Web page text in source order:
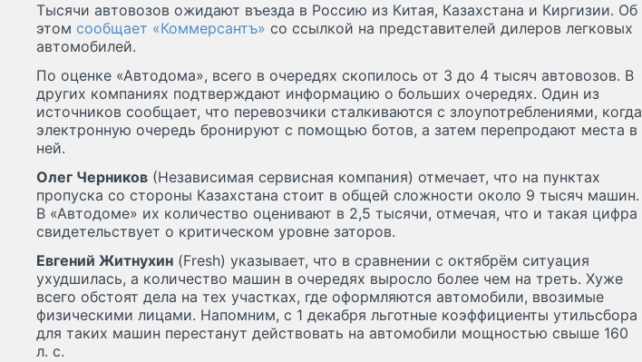
Тысячи автовозов ожидают въезда в Россию из Китая, Казахстана и Киргизии. Об
этом сообщает «Коммерсантъ» со ссылкой на представителей дилеров легковых
автомобилей.
По оценке «Автодома», всего в очередях скопилось от 3 до 4 тысяч автовозов. В
других компаниях подтверждают информацию о больших очередях. Один из
источников сообщает, что перевозчики сталкиваются с злоупотреблениями, когда
электронную очередь бронируют с помощью ботов, а затем перепродают места в
ней.
Олег Черников (Независимая сервисная компания) отмечает, что на пунктах
пропуска со стороны Казахстана стоит в общей сложности около 9 тысяч машин.
В «Автодоме» их количество оценивают в 2,5 тысячи, отмечая, что и такая цифра
свидетельствует о критическом уровне заторов.
Евгений Житнухин (Fresh) указывает, что в сравнении с октябрём ситуация
ухудшилась, а количество машин в очередях выросло более чем на треть. Хуже
всего обстоят дела на тех участках, где оформляются автомобили, ввозимые
физическими лицами. Напомним, с 1 декабря льготные коэффициенты утильсбора
для таких машин перестанут действовать на автомобили мощностью свыше 160
л. с.